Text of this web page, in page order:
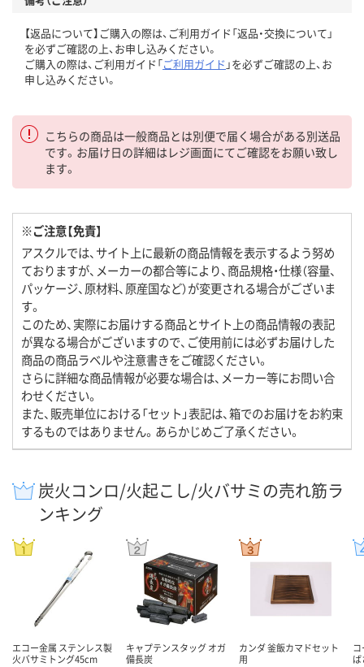
【返品について】ご購入の際は、ご利用ガイド「返品・交換について」
を必ずご確認の上、お申し込みください。
ご購入の際は、ご利用ガイド「ご利用ガイド 」を必ずご確認の上、お
申し込みください。
こちらの商品は一般商品とは別便で届く場合がある別送品
です。お届け日の詳細はレジ画面にてご確認をお願い致し
ます。
※ご注意【免責】
アスクルでは、サイト上に最新の商品情報を表示するよう努め
ておりますが、メーカーの都合等により、商品規格・仕様（容量、
パッケージ、原材料、原産国など）が変更される場合がございま
す。
このため、実際にお届けする商品とサイト上の商品情報の表記
が異なる場合がございますので、ご使用前には必ずお届けした
商品の商品ラベルや注意書きをご確認ください。
さらに詳細な商品情報が必要な場合は、メーカー等にお問い合
わせください。
また、販売単位における「セット」表記は、箱でのお届けをお約束
するものではありません。あらかじめご了承ください。
炭火コンロ/火起こし/火バサミの売れ筋ラ
ンキング
エコー金属 ステンレス製
火バサミトング45cm
キャプテンスタッグ オガ
備長炭
カンダ 釜飯カマドセット
用